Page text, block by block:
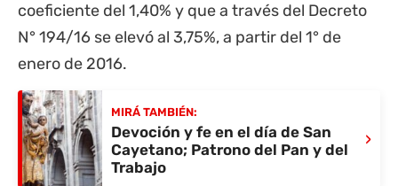
coeficiente del 1,40% y que a través del Decreto
N° 194/16 se elevó al 3,75%, a partir del 1° de
enero de 2016.
MIRÁ TAMBIÉN:
Devoción y fe en el día de San
Cayetano; Patrono del Pan y del
Trabajo
›